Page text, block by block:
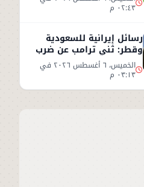
٠٢:٤٣ م
رسائل إيرانية للسعودية
وقطر: ثني ترامب عن ضرب
إيران أو سنرد على الخليج
الخميس، ٦ أغسطس ٢٠٢٦ في
٠٣:١٣ م